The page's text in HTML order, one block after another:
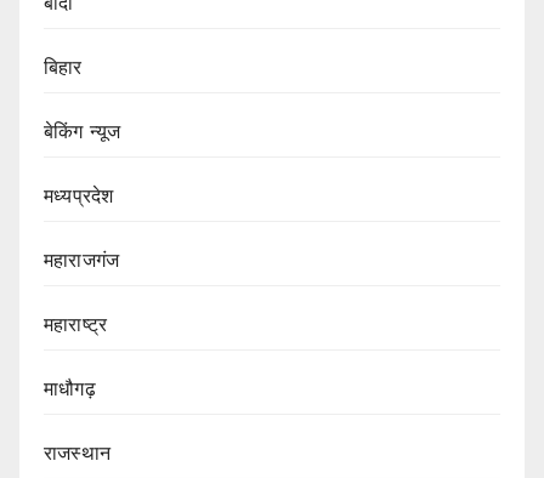
बिहार
बेकिंग न्यूज
मध्यप्रदेश
महाराजगंज
महाराष्ट्र
माधौगढ़
राजस्थान